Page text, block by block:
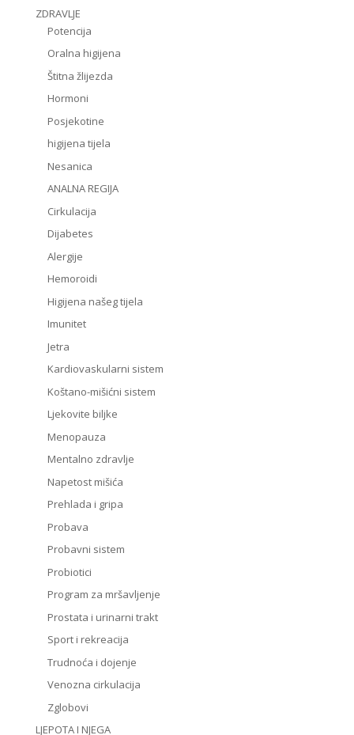
ZDRAVLJE
Potencija
Oralna higijena
Štitna žlijezda
Hormoni
Posjekotine
higijena tijela
Nesanica
ANALNA REGIJA
Cirkulacija
Dijabetes
Alergije
Hemoroidi
Higijena našeg tijela
Imunitet
Jetra
Kardiovaskularni sistem
Koštano-mišićni sistem
Ljekovite biljke
Menopauza
Mentalno zdravlje
Napetost mišića
Prehlada i gripa
Probava
Probavni sistem
Probiotici
Program za mršavljenje
Prostata i urinarni trakt
Sport i rekreacija
Trudnoća i dojenje
Venozna cirkulacija
Zglobovi
LJEPOTA I NJEGA